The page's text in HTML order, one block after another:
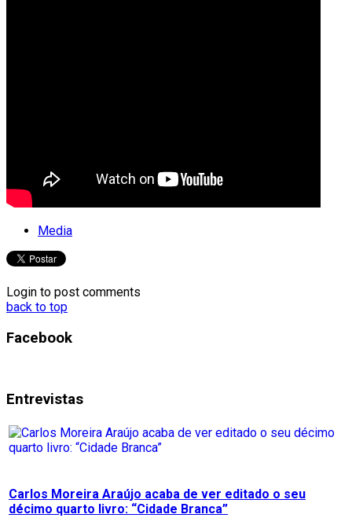
Media
Login to post comments
back to top
Facebook
Entrevistas
Carlos Moreira Araújo acaba de ver editado o seu
décimo quarto livro: “Cidade Branca”